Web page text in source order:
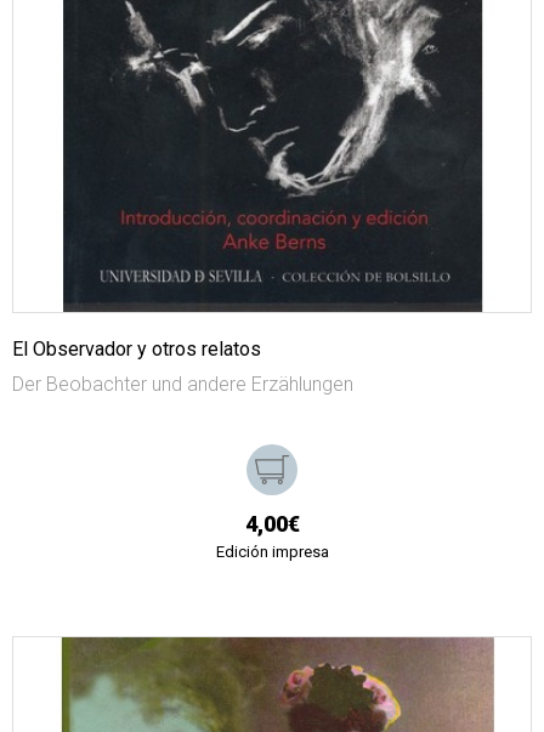
El Observador y otros relatos
Der Beobachter und andere Erzählungen
4,00€
Edición impresa